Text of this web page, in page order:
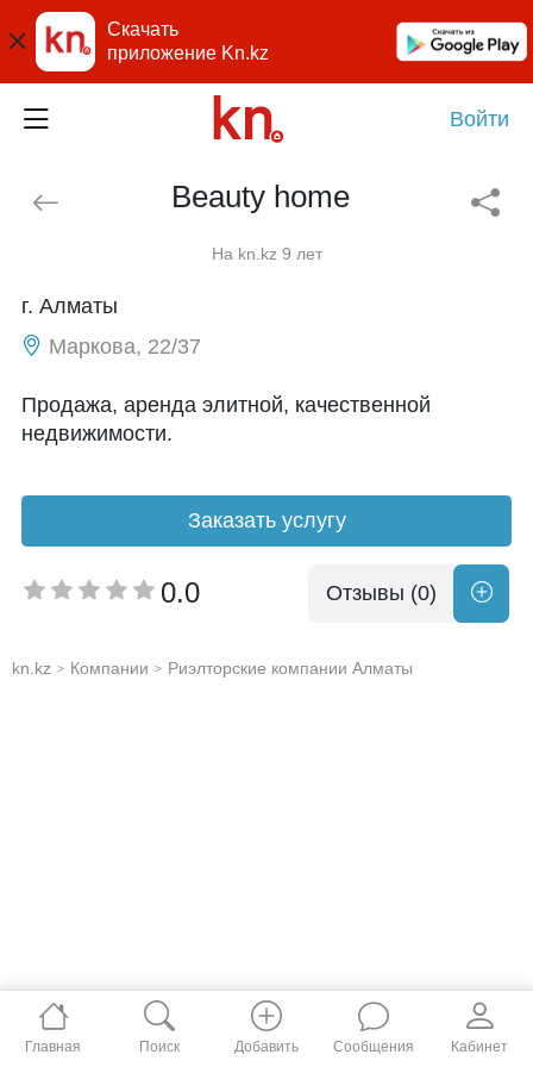
Скачать
приложение Kn.kz
Войти
Beauty home
На kn.kz 9 лет
г. Алматы
Маркова, 22/37
Продажа, аренда элитной, качественной
недвижимости.
Заказать услугу
0.0 Отзывы (0)
kn.kz > Компании > Риэлторские компании Алматы
Главная Поиск Добавить Сообщения Кабинет